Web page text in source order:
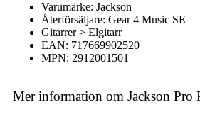
Varumärke: Jackson
Återförsäljare: Gear 4 Music SE
Gitarrer > Elgitarr
EAN: 717669902520
MPN: 2912001501
Mer information om Jackson Pro